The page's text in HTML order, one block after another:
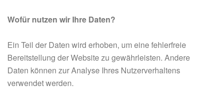
Wofür nutzen wir Ihre Daten?
Ein Teil der Daten wird erhoben, um eine fehlerfreie
Bereitstellung der Website zu gewährleisten. Andere
Daten können zur Analyse Ihres Nutzerverhaltens
verwendet werden.